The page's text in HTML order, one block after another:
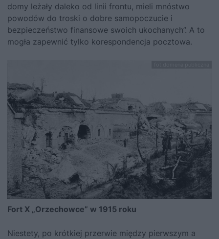
domy leżały daleko od linii frontu, mieli mnóstwo
powodów do troski o dobre samopoczucie i
bezpieczeństwo finansowe swoich ukochanych”. A to
mogła zapewnić tylko korespondencja pocztowa.
Fort X „Orzechowce” w 1915 roku
Niestety, po krótkiej przerwie między pierwszym a